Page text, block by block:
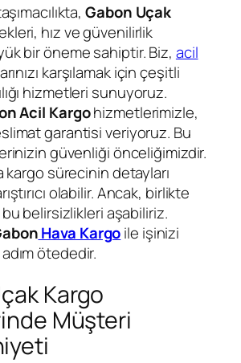
Gabon Uçak
hız ve güvenilirlik
bir öneme sahiptir. Biz, acil
karşılamak için çeşitli
hizmetleri sunuyoruz.
Acil Kargohizmetlerimizle,
garantisi veriyoruz. Bu
güvenliği önceliğimizdir.
kargo sürecinin detayları
olabilir. Ancak, birlikte
belirsizlikleri aşabiliriz.
Hava Kargoile işinizi
ötededir.
Kargo
Müşteri